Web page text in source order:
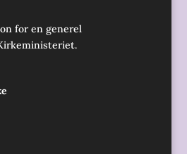
for en generel